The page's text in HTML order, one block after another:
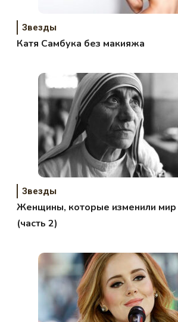
Звезды
Катя Самбука без макияжа
Звезды
Женщины, которые изменили мир
(часть 2)